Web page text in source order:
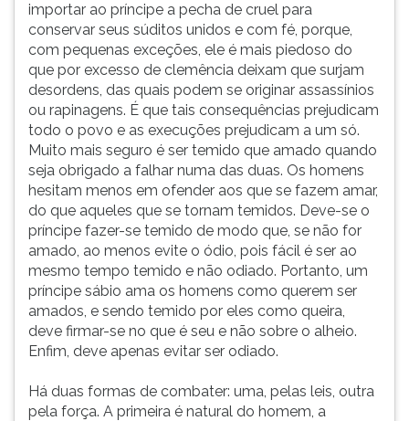
importar ao príncipe a pecha de cruel para
conservar seus súditos unidos e com fé, porque,
com pequenas exceções, ele é mais piedoso do
que por excesso de clemência deixam que surjam
desordens, das quais podem se originar assassínios
ou rapinagens. É que tais consequências prejudicam
todo o povo e as execuções prejudicam a um só.
Muito mais seguro é ser temido que amado quando
seja obrigado a falhar numa das duas. Os homens
hesitam menos em ofender aos que se fazem amar,
do que aqueles que se tornam temidos. Deve-se o
príncipe fazer-se temido de modo que, se não for
amado, ao menos evite o ódio, pois fácil é ser ao
mesmo tempo temido e não odiado. Portanto, um
príncipe sábio ama os homens como querem ser
amados, e sendo temido por eles como queira,
deve firmar-se no que é seu e não sobre o alheio.
Enfim, deve apenas evitar ser odiado.
Há duas formas de combater: uma, pelas leis, outra
pela força. A primeira é natural do homem, a